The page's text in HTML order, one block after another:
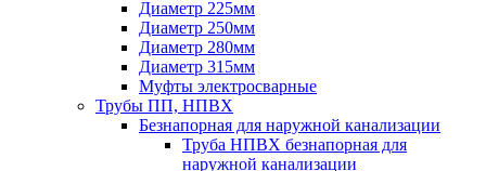
Диаметр 225мм
Диаметр 250мм
Диаметр 280мм
Диаметр 315мм
Муфты электросварные
Трубы ПП, НПВХ
Безнапорная для наружной канализации
Труба НПВХ безнапорная для
наружной канализации